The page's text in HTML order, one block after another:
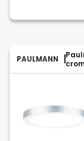
PAULMANN